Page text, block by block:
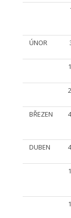
ÚNOR
BŘEZEN
DUBEN